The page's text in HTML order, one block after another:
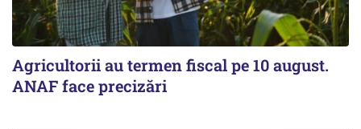
Agricultorii au termen fiscal pe 10 august.
ANAF face precizări